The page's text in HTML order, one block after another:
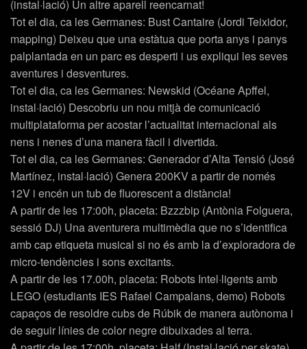
(instal·lació) Un altre aparell reencarnat!
Tot el dia, ca les Germanes: Bust Cantaire (Jordi Teixidor,
mapping) Deixeu que una estàtua que porta anys i panys
palplantada en un parc es desperti i us expliqui les seves
aventures i desventures.
Tot el dia, ca les Germanes: Newskid (Océane Apffel,
instal·lació) Descobriu un nou mitjà de comunicació
multiplataforma per acostar l’actualitat internacional als
nens i nenes d’una manera fàcil i divertida.
Tot el dia, ca les Germanes: Generador d’Alta Tensió (José
Martínez, instal·lació) Genera 200KV a partir de només
12V i encén un tub de fluorescent a distància!
A partir de les 17:00h, placeta: Bzzzbip (Antònia Folguera,
sessió DJ) Una aventurera multimèdia que no s’identifica
amb cap etiqueta musical si no és amb la d’exploradora de
micro-tendències i sons excitants.
A partir de les 17.00h, placeta: Robots Intel·ligents amb
LEGO (estudiants IES Rafael Campalans, demo) Robots
capaços de resoldre cubs de Rúbik de manera autònoma i
de seguir línies de color negre dibuixades al terra.